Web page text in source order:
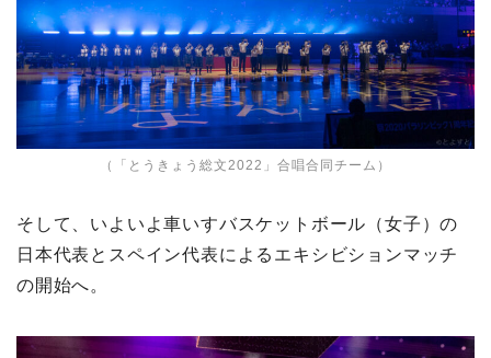
（「とうきょう総文2022」合唱合同チーム）
そして、いよいよ車いすバスケットボール（女子）の
日本代表とスペイン代表によるエキシビションマッチ
の開始へ。